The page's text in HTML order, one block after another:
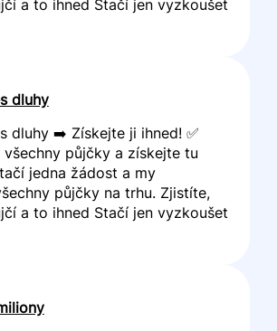
a to ihned Stačí jen vyzkoušet
dluhy
dluhy ➡️ Získejte ji ihned! ✅
všechny půjčky a získejte tu
jedna žádost a my
půjčky na trhu. Zjistíte,
a to ihned Stačí jen vyzkoušet